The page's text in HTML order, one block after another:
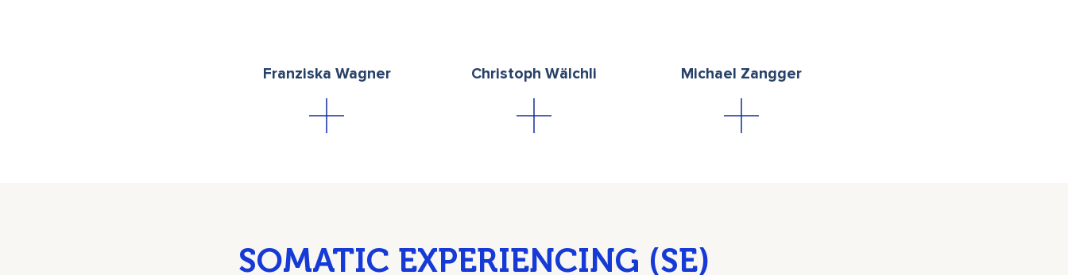
Franziska Wagner Christoph Wälchli Michael Zangger
SOMATIC EXPERIENCING (SE)